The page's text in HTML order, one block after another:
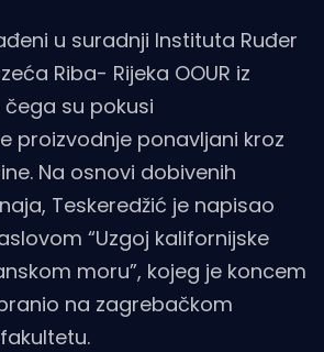
u suradnji Instituta Ruđer
Riba­- Rijeka OOUR iz
čega su pokusi
proizvodnje ponavljani kroz
Na osnovi dobivenih
Teskeredžić je napisao
“Uzgoj kalifornijske
moru”, kojeg je koncem
na zagrebačkom